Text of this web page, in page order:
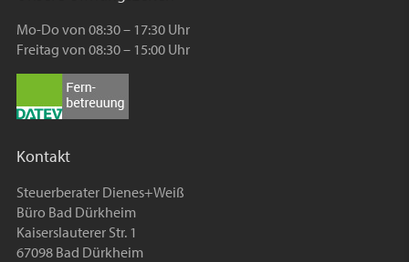
Mo-Do von 08:30 – 17:30 Uhr
Freitag von 08:30 – 15:00 Uhr
Kontakt
Steuerberater Dienes+Weiß
Büro Bad Dürkheim
Kaiserslauterer Str. 1
67098 Bad Dürkheim